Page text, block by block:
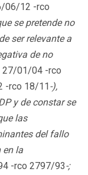
06/12 -rco
se pretende no
ser relevante a
de no
27/01/04 -rco
-rco 18/11-),
y de constar se
las
del fallo
en la
-rco 2797/93-;